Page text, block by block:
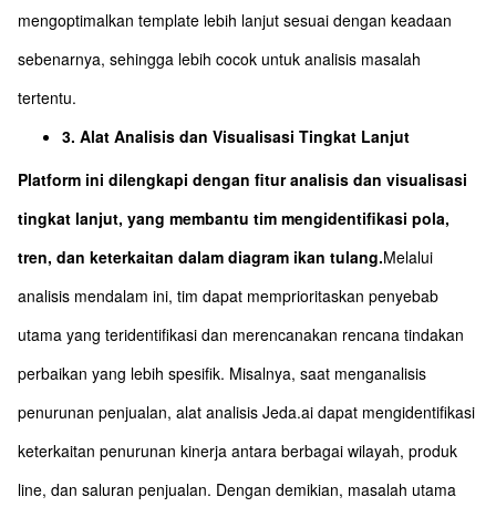
mengoptimalkan template lebih lanjut sesuai dengan keadaan
sebenarnya, sehingga lebih cocok untuk analisis masalah
tertentu.
3. Alat Analisis dan Visualisasi Tingkat Lanjut
Platform ini dilengkapi dengan fitur analisis dan visualisasi
tingkat lanjut, yang membantu tim mengidentifikasi pola,
tren, dan keterkaitan dalam diagram ikan tulang.Melalui
analisis mendalam ini, tim dapat memprioritaskan penyebab
utama yang teridentifikasi dan merencanakan rencana tindakan
perbaikan yang lebih spesifik. Misalnya, saat menganalisis
penurunan penjualan, alat analisis Jeda.ai dapat mengidentifikasi
keterkaitan penurunan kinerja antara berbagai wilayah, produk
line, dan saluran penjualan. Dengan demikian, masalah utama